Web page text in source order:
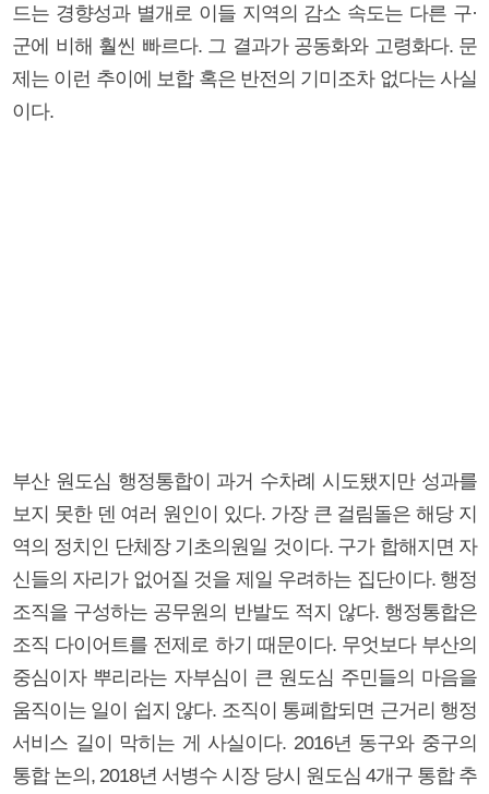
드는 경향성과 별개로 이들 지역의 감소 속도는 다른 구·
군에 비해 훨씬 빠르다. 그 결과가 공동화와 고령화다. 문
제는 이런 추이에 보합 혹은 반전의 기미조차 없다는 사실
이다.
부산 원도심 행정통합이 과거 수차례 시도됐지만 성과를
보지 못한 덴 여러 원인이 있다. 가장 큰 걸림돌은 해당 지
역의 정치인 단체장 기초의원일 것이다. 구가 합해지면 자
신들의 자리가 없어질 것을 제일 우려하는 집단이다. 행정
조직을 구성하는 공무원의 반발도 적지 않다. 행정통합은
조직 다이어트를 전제로 하기 때문이다. 무엇보다 부산의
중심이자 뿌리라는 자부심이 큰 원도심 주민들의 마음을
움직이는 일이 쉽지 않다. 조직이 통폐합되면 근거리 행정
서비스 길이 막히는 게 사실이다. 2016년 동구와 중구의
통합 논의, 2018년 서병수 시장 당시 원도심 4개구 통합 추